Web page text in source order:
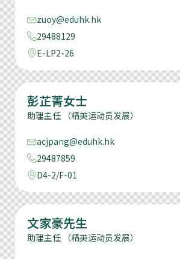
zuoy@eduhk.hk
29488129
E-LP2-26
彭芷菁女士
助理主任 （精英运动员发展）
acjpang@eduhk.hk
29487859
D4-2/F-01
文家豪先生
助理主任 （精英运动员发展）